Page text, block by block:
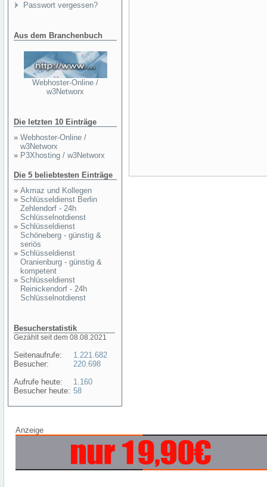
Passwort vergessen?
Aus dem Branchenbuch
Webhoster-Online /
w3Networx
Die letzten 10 Einträge
» Webhoster-Online /
w3Networx
» P3Xhosting / w3Networx
Die 5 beliebtesten Einträge
» Akmaz und Kollegen
» Schlüsseldienst Berlin
Zehlendorf - 24h
Schlüsselnotdienst
» Schlüsseldienst
Schöneberg - günstig &
seriös
» Schlüsseldienst
Oranienburg - günstig &
kompetent
» Schlüsseldienst
Reinickendorf - 24h
Schlüsselnotdienst
Besucherstatistik
Gezählt seit dem 08.08.2021
Seitenaufrufe:
Besucher:
Aufrufe heute:
Besucher heute:
1.221.682
220.698
1.160
58
Anzeige